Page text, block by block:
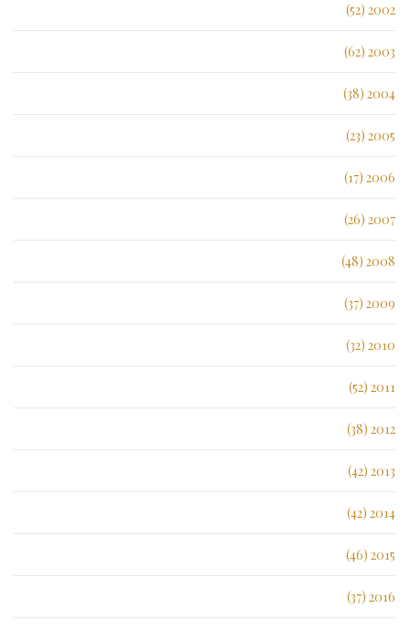
2002 (52)
2003 (62)
2004 (38)
2005 (23)
2006 (17)
2007 (26)
2008 (48)
2009 (37)
2010 (32)
2011 (52)
2012 (38)
2013 (42)
2014 (42)
2015 (46)
2016 (37)